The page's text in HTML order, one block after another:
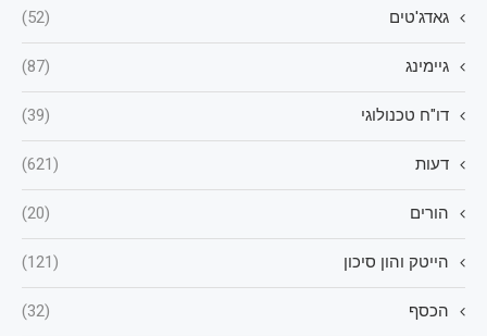
גאדג'טים (52)
גיימינג (87)
דו"ח טכנולוגי (39)
דעות (621)
הורים (20)
הייטק והון סיכון (121)
הכסף (32)